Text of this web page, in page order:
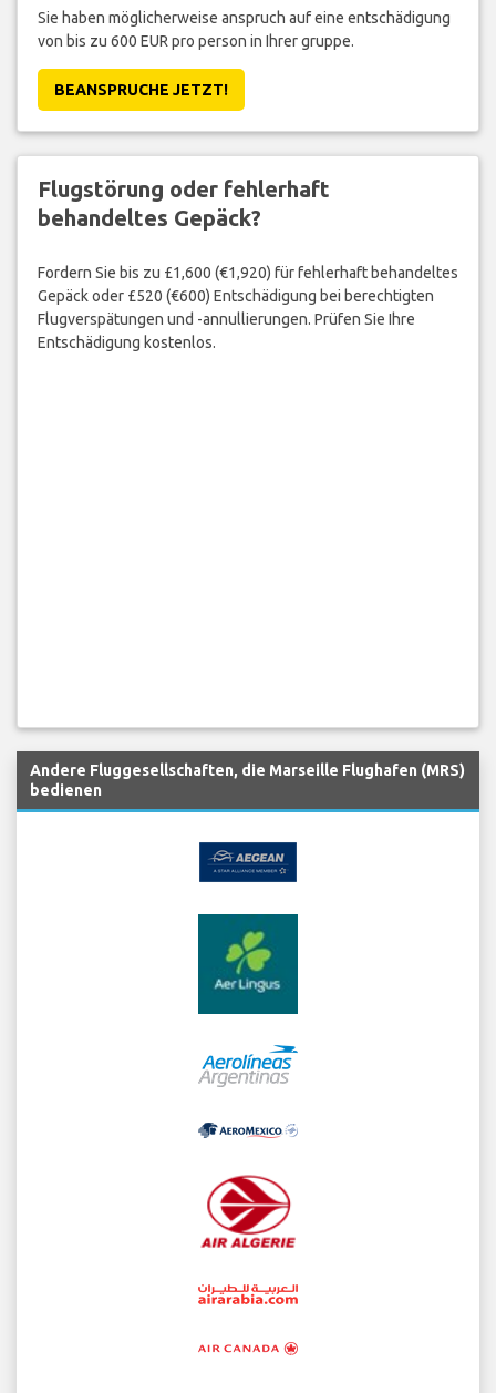
Sie haben möglicherweise anspruch auf eine entschädigung
von bis zu 600 EUR pro person in Ihrer gruppe.
BEANSPRUCHE JETZT!
Flugstörung oder fehlerhaft
behandeltes Gepäck?
Fordern Sie bis zu £1,600 (€1,920) für fehlerhaft behandeltes
Gepäck oder £520 (€600) Entschädigung bei berechtigten
Flugverspätungen und -annullierungen. Prüfen Sie Ihre
Entschädigung kostenlos.
Andere Fluggesellschaften, die Marseille Flughafen (MRS)
bedienen